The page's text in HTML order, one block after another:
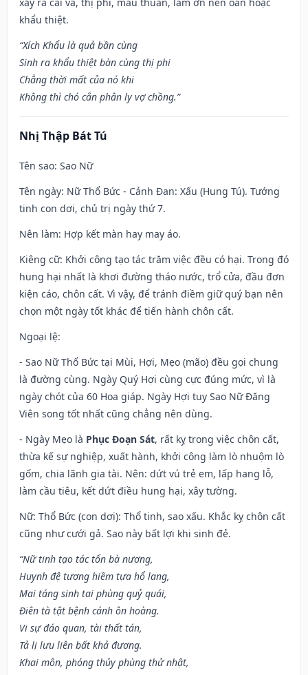
khẩu thiệt.
“Xích Khẩu là quả bần cùng
Sinh ra khẩu thiệt bàn cùng thị phi
Chẳng thời mất của nó khi
Không thì chó cắn phân ly vợ chồng.”
Nhị Thập Bát Tú
Tên sao: Sao Nữ
Tên ngày: Nữ Thổ Bức - Cảnh Đan: Xấu (Hung Tú). Tướng
tinh con dơi, chủ trị ngày thứ 7.
Nên làm: Hợp kết màn hay may áo.
Kiêng cữ: Khởi công tạo tác trăm việc đều có hại. Trong đó
hung hại nhất là khơi đường tháo nước, trổ cửa, đầu đơn
kiện cáo, chôn cất. Vì vậy, để tránh điềm giữ quý bạn nên
chọn một ngày tốt khác để tiến hành chôn cất.
Ngoại lệ:
- Sao Nữ Thổ Bức tại Mùi, Hợi, Mẹo (mão) đều gọi chung
là đường cùng. Ngày Quý Hợi cùng cực đúng mức, vì là
ngày chót của 60 Hoa giáp. Ngày Hợi tuy Sao Nữ Đăng
Viên song tốt nhất cũng chẳng nên dùng.
- Ngày Mẹo là Phục Đoạn Sát, rất kỵ trong việc chôn cất,
thừa kế sự nghiệp, xuất hành, khởi công làm lò nhuộm lò
gốm, chia lãnh gia tài. Nên: dứt vú trẻ em, lấp hang lỗ,
làm cầu tiêu, kết dứt điều hung hại, xây tường.
Nữ: Thổ Bức (con dơi): Thổ tinh, sao xấu. Khắc kỵ chôn cất
cũng như cưới gả. Sao này bất lợi khi sinh đẻ.
“Nữ tinh tạo tác tổn bà nương,
Huynh đệ tương hiềm tựa hổ lang,
Mai táng sinh tai phùng quỷ quái,
Điên tà tật bệnh cánh ôn hoàng.
Vi sự đáo quan, tài thất tán,
Tả lị lưu liên bất khả đương.
Khai môn, phóng thủy phùng thử nhật,